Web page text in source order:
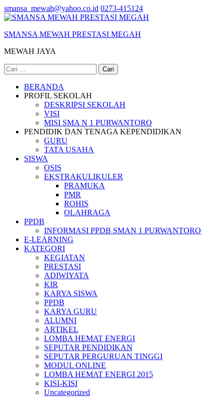
Lompat
ke
(Tekan
smansa_mewah@yahoo.co.id 0273-415124
SMANSA MEWAH PRESTASI MEGAH
MEWAH JAYA
Cari
untuk:
BERANDA
PROFIL SEKOLAH
DESKRIPSI SEKOLAH
VISI
MISI SMA N 1 PURWANTORO
PENDIDIK DAN TENAGA KEPENDIDIKAN
GURU
TATA USAHA
SISWA
OSIS
EKSTRAKULIKULER
PRAMUKA
PMR
ROHIS
OLAHRAGA
PPDB
INFORMASI PPDB SMAN 1 PURWANTORO
E-LEARNING
KATEGORI
KEGIATAN
PRESTASI
ADIWIYATA
KIR
KARYA SISWA
PPDB
KARYA GURU
ALUMNI
ARTIKEL
LOMBA HEMAT ENERGI
SEPUTAR PENDIDIKAN
SEPUTAR PERGURUAN TINGGI
MODUL ONLINE
LOMBA HEMAT ENERGI 2015
KISI-KISI
Uncategorized